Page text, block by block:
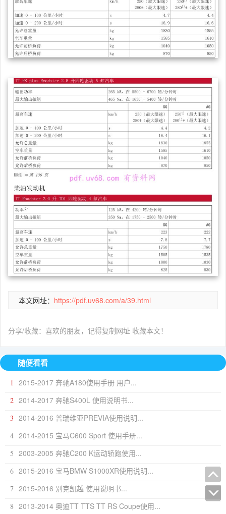
本文网址： https://pdf.uv68.com/a/39.html
分享/收藏：喜欢的朋友，记得复制网址 收藏本文！
随便看看
1 2015-2017 奔驰A180使用手册 用户...
2 2014-2017 奔驰S400L 使用说明书...
3 2014-2016 普瑞维亚PREVIA使用说明...
4 2014-2015 宝马C600 Sport 使用手册...
5 2003-2005 奔驰C200 K运动轿跑使用...
6 2015-2016 宝马BMW S1000XR使用说明...
7 2015-2016 别克凯越 使用说明书...
8 2013-2014 奥迪TT TTS TT RS Coupe使用...